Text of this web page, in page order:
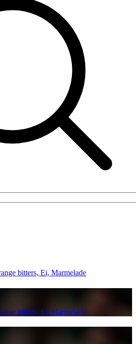
bitters, Ei, Marmelade
bitters, Ei, Marmelade